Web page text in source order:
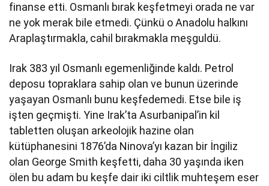
finanse etti. Osmanlı bırak keşfetmeyi orada ne var
ne yok merak bile etmedi. Çünkü o Anadolu halkını
Araplaştırmakla, cahil bırakmakla meşguldü.
Irak 383 yıl Osmanlı egemenliğinde kaldı. Petrol
deposu topraklara sahip olan ve bunun üzerinde
yaşayan Osmanlı bunu keşfedemedi. Etse bile iş
işten geçmişti. Yine Irak’ta Asurbanipal’in kil
tabletten oluşan arkeolojik hazine olan
kütüphanesini 1876’da Ninova’yı kazan bir İngiliz
olan George Smith keşfetti, daha 30 yaşında iken
ölen bu adam bu keşfe dair iki ciltlik muhteşem eser